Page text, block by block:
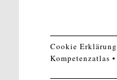
Cookie Erklärung
Kompetenzatlas